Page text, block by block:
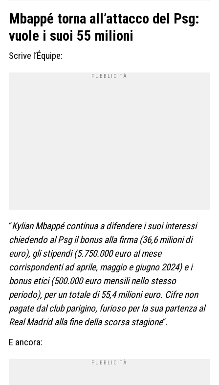
Mbappé torna all’attacco del Psg:
vuole i suoi 55 milioni
Scrive l’Équipe:
“Kylian Mbappé continua a difendere i suoi interessi
chiedendo al Psg il bonus alla firma (36,6 milioni di
euro), gli stipendi (5.750.000 euro al mese
corrispondenti ad aprile, maggio e giugno 2024) e i
bonus etici (500.000 euro mensili nello stesso
periodo), per un totale di 55,4 milioni euro. Cifre non
pagate dal club parigino, furioso per la sua partenza al
Real Madrid alla fine della scorsa stagione“.
E ancora: